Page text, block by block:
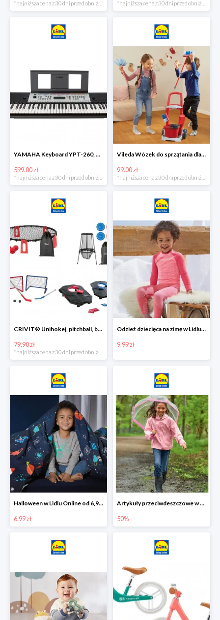
YAMAHA Keyboard YPT-260, 61 klawiszy
599.00 zł
*najniższa cena z 30 dni przed obniżką
Vileda Wózek do sprzątania dla dzieci
99.00 zł
*najniższa cena z 30 dni przed obniżką
CRIVIT® Unihokej, pitchball, bean bag lub disc golf
79.90 zł
Odzież dziecięca na zimę w Lidlu Online od 9,99 zł
9.99 zł
Halloween w Lidlu Online od 6,99 zł
6.99 zł
Artykuły przeciwdeszczowe w Lodilu Online do -50%
50%